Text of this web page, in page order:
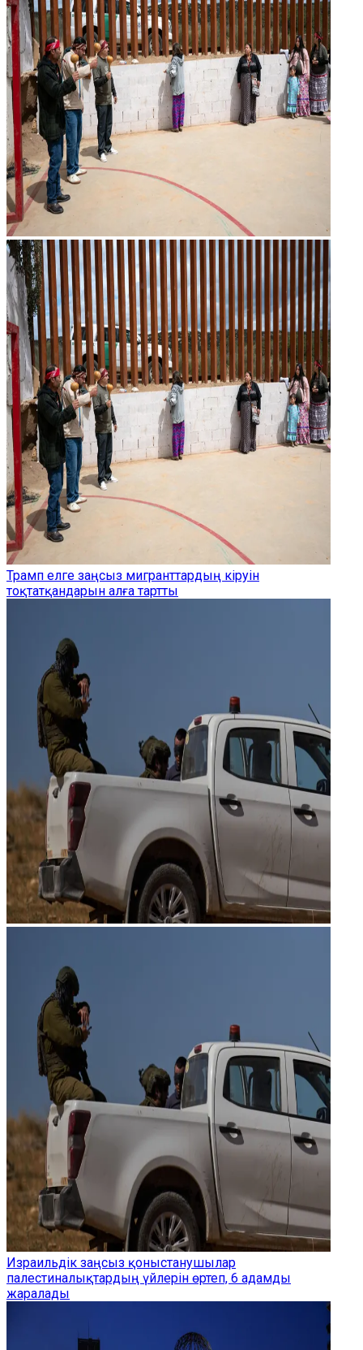
Трамп елге заңсыз мигранттардың кіруін
тоқтатқандарын алға тартты
Израильдік заңсыз қоныстанушылар
палестиналықтардың үйлерін өртеп, 6 адамды
жаралады